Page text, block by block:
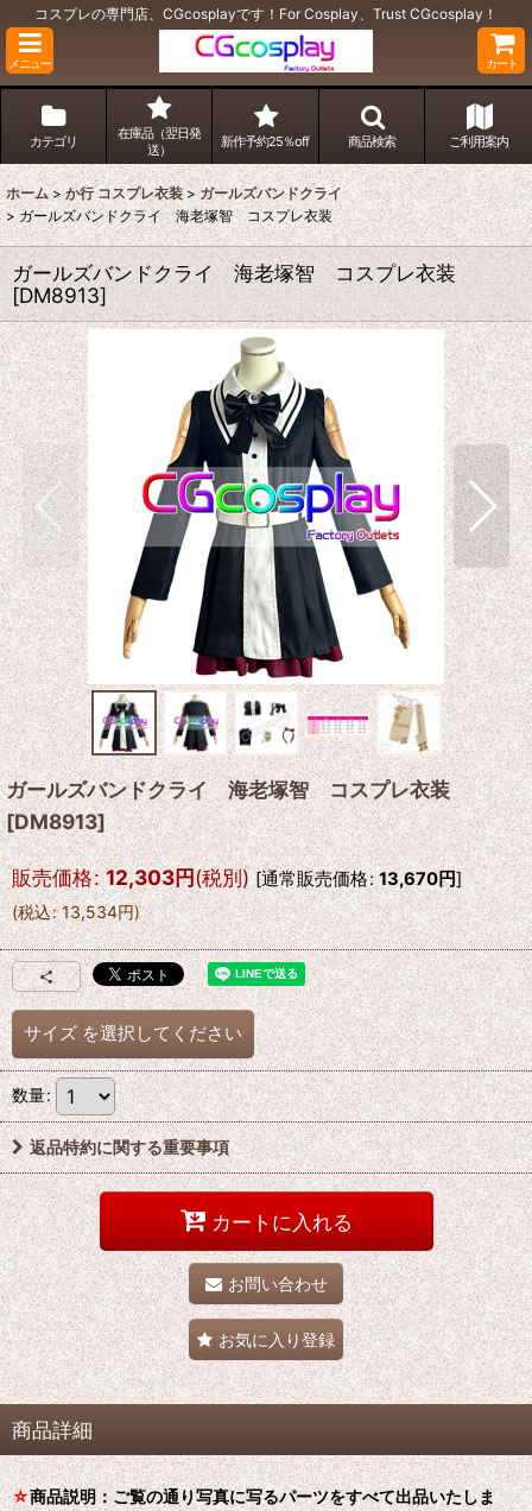
コスプレの専門店、CGcosplayです！For Cosplay、Trust CGcosplay！
メニュー カート
カテゴリ
在庫品（翌日発
送）
新作予約25％off 商品検索 ご利用案内
ホーム > か行 コスプレ衣装 > ガールズバンドクライ
> ガールズバンドクライ 海老塚智 コスプレ衣装
ガールズバンドクライ 海老塚智 コスプレ衣装
[DM8913]
ガールズバンドクライ 海老塚智 コスプレ衣装
[DM8913]
販売価格: 12,303円(税別) [通常販売価格: 13,670円]
(税込: 13,534円)
サイズ を選択してください
数量:
返品特約に関する重要事項
カートに入れる
お問い合わせ
お気に入り登録
商品詳細
☆商品説明：ご覧の通り写真に写るパーツをすべて出品いたしま